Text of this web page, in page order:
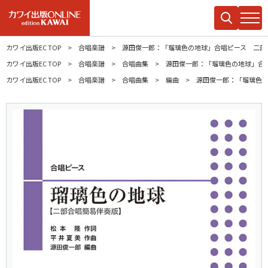
カワイ出版EC TOP 合唱楽譜
源田俊一郎：「瑠璃色の地球」合唱ピース 二部
カワイ出版EC TOP
合唱楽譜 合唱曲集
源田俊一郎：「瑠璃色の地球」
カワイ出版EC TOP
合唱楽譜 合唱曲集 編曲 源田俊一郎：「瑠璃色